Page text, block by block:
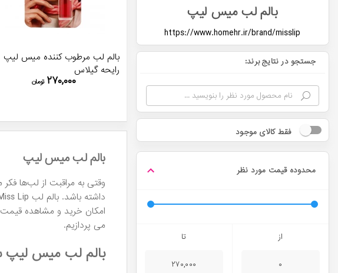
بالم لب میس لیپ
https://www.homehr.ir/brand/misslip
جستجو در نتایج برند:
فقط کالای موجود
محدوده قیمت مورد نظر
از
۰
تا
۲۷۰,۰۰۰
بالم لب مرطوب کننده میس لیپ
رایحه گیلاس
۲۷۰,۰۰۰ تومان
بالم لب میس لیپ
وقتی به مراقبت از لب‌ها
امکان خرید و مشاهده
می پردازیم.
بالم لب میس